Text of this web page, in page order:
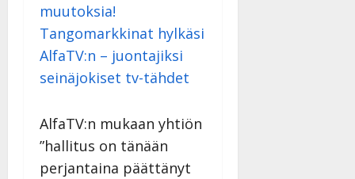
muutoksia!
Tangomarkkinat hylkäsi
AlfaTV:n – juontajiksi
seinäjokiset tv-tähdet
AlfaTV:n mukaan yhtiön
”hallitus on tänään
perjantaina päättänyt